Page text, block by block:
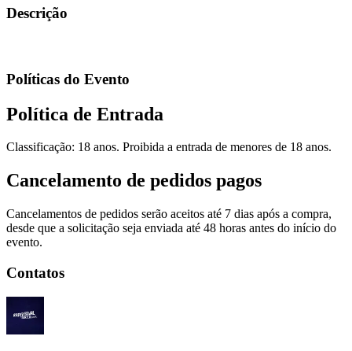
Descrição
Políticas do Evento
Política de Entrada
Classificação: 18 anos. Proibida a entrada de menores de 18 anos.
Cancelamento de pedidos pagos
Cancelamentos de pedidos serão aceitos até 7 dias após a compra,
desde que a solicitação seja enviada até 48 horas antes do início do
evento.
Contatos